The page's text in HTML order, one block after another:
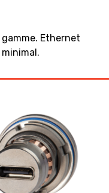
Ethernet